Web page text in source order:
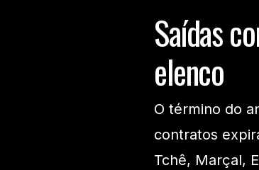
Saídas
elenco
O término do
contratos
Tchê, Marçal,